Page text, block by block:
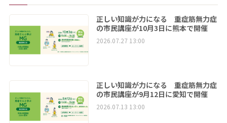
正しい知識が力になる 重症筋無力症
の市民講座が10月3日に熊本で開催
2026.07.27 13:00
正しい知識が力になる 重症筋無力症
の市民講座が9月12日に愛知で開催
2026.07.13 13:00